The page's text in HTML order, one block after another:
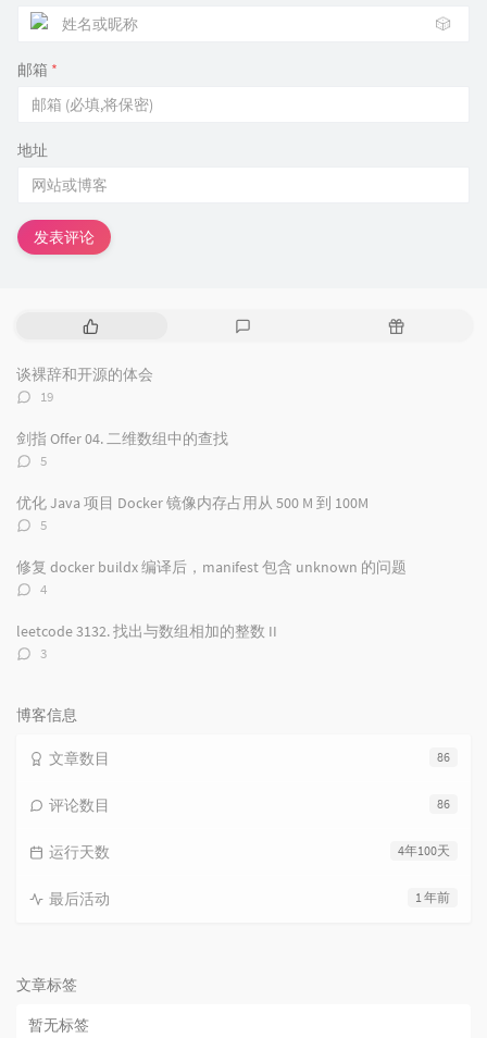
🎲
邮箱 *
地址
发表评论
热
文
章
随
谈裸辞和开源的体会
评
数：
19
剑指 Offer 04. 二维数组中的查找
评
数：
5
优化 Java 项目 Docker 镜像内存占用从 500 M 到 100M
评
数：
5
修复 docker buildx 编译后，manifest 包含 unknown 的问题
评
数：
4
leetcode 3132. 找出与数组相加的整数 II
评
3
博客信息
86
文章数目
86
评论数目
4年100天
运行天数
1 年前
最后活动
文章标签
暂无标签